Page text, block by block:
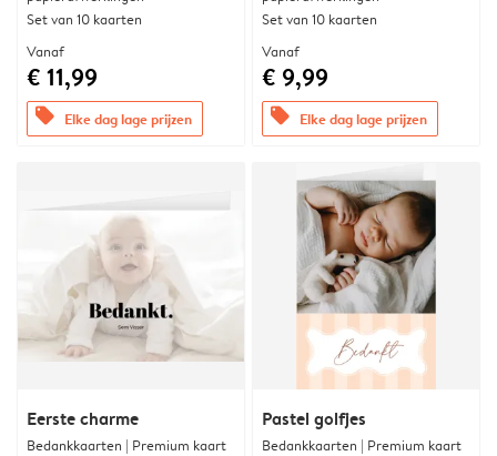
Set van 10 kaarten
Vanaf
€ 11,99
offers Elke dag lage prijzen
Set van 10 kaarten
Vanaf
€ 9,99
offers Elke dag lage prijzen
Eerste charme
Bedankkaarten | Premium kaart
Pastel golfjes
Bedankkaarten | Premium kaart